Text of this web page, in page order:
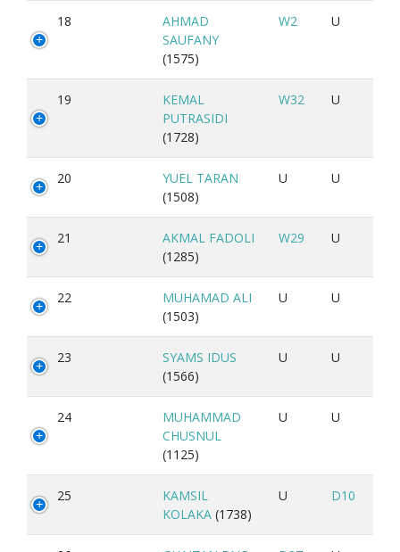
18
AHMAD
SAUFANY
(1575)
W2 U
19
KEMAL
PUTRASIDI
(1728)
W32 U
20
YUEL TARAN
(1508)
U U
21
AKMAL FADOLI
(1285)
W29 U
22
MUHAMAD ALI
(1503)
U U
23
SYAMS IDUS
(1566)
U U
24
MUHAMMAD
CHUSNUL
(1125)
U U
25
KAMSIL
KOLAKA (1738)
U D10